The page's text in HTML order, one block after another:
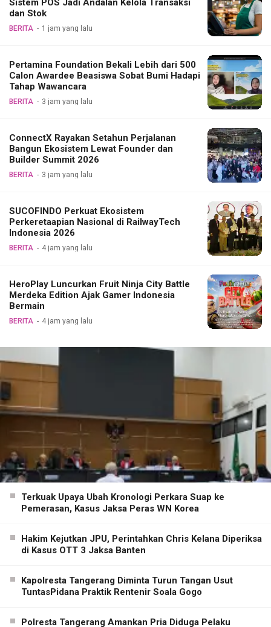
Sistem POS Jadi Andalan Kelola Transaksi
dan Stok
BERITA 1 jam yang lalu
Pertamina Foundation Bekali Lebih dari 500
Calon Awardee Beasiswa Sobat Bumi Hadapi
Tahap Wawancara
BERITA 3 jam yang lalu
ConnectX Rayakan Setahun Perjalanan
Bangun Ekosistem Lewat Founder dan
Builder Summit 2026
BERITA 3 jam yang lalu
SUCOFINDO Perkuat Ekosistem
Perkeretaapian Nasional di RailwayTech
Indonesia 2026
BERITA 4 jam yang lalu
HeroPlay Luncurkan Fruit Ninja City Battle
Merdeka Edition Ajak Gamer Indonesia
Bermain
BERITA 4 jam yang lalu
Terkuak Upaya Ubah Kronologi Perkara Suap ke
Pemerasan, Kasus Jaksa Peras WN Korea
Hakim Kejutkan JPU, Perintahkan Chris Kelana Diperiksa
di Kasus OTT 3 Jaksa Banten
Kapolresta Tangerang Diminta Turun Tangan Usut
TuntasPidana Praktik Rentenir Soala Gogo
Polresta Tangerang Amankan Pria Diduga Pelaku